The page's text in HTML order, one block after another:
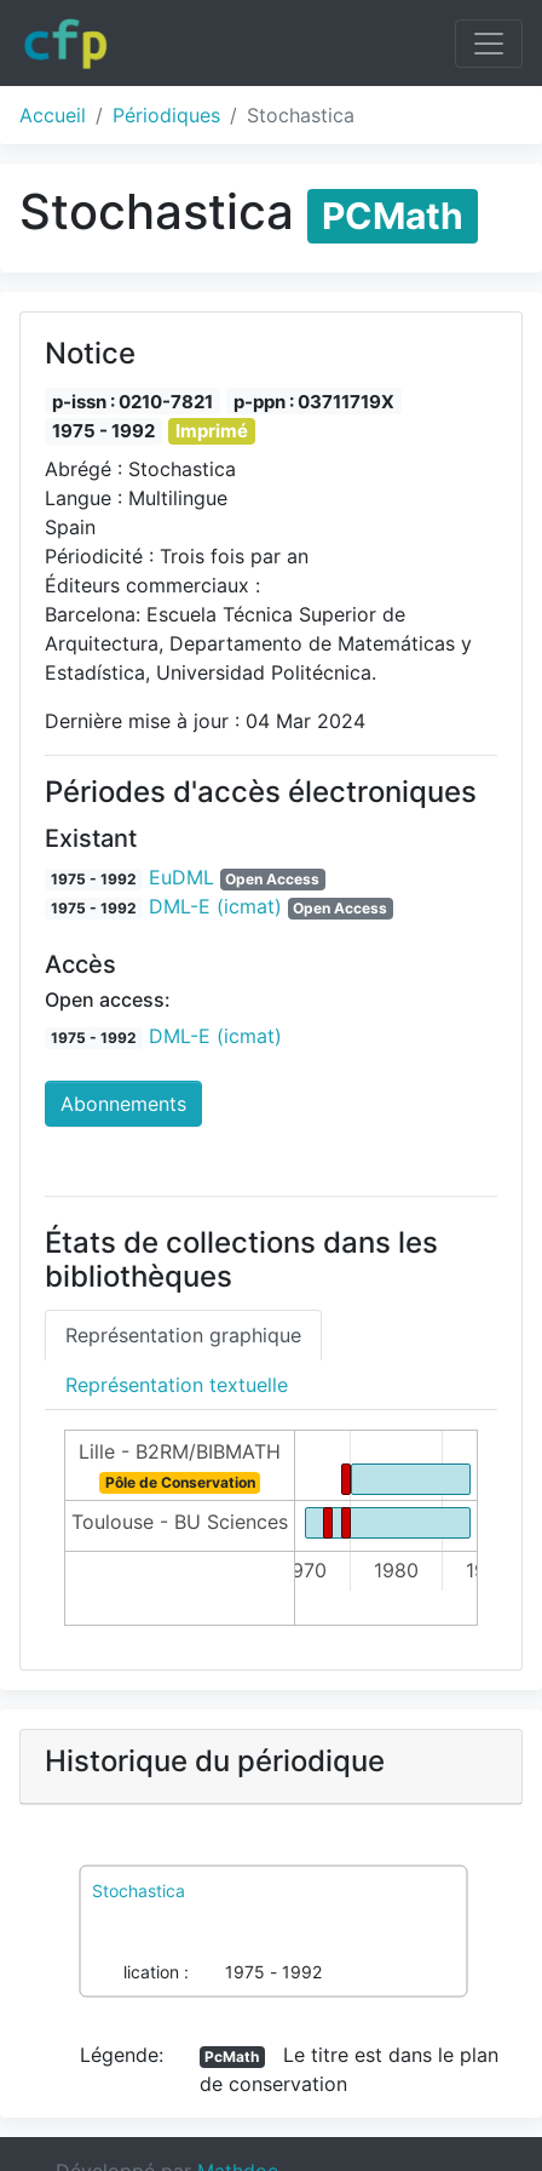
Accueil Périodiques Stochastica
Stochastica PCMath
Notice
p-issn : 0210-7821
p-ppn : 03711719X
1975 - 1992
Imprimé
Abrégé : Stochastica
Langue : Multilingue
Spain
Périodicité : Trois fois par an
Éditeurs commerciaux :
Barcelona: Escuela Técnica Superior de
Arquitectura, Departamento de Matemáticas y
Estadística, Universidad Politécnica.
Dernière mise à jour : 04 Mar 2024
Périodes d'accès électroniques
Existant
1975 - 1992 EuDML
Open Access
1975 - 1992
DML-E (icmat) Open Access
Accès
Open access:
1975 - 1992 DML-E (icmat)
Abonnements
États de collections dans les
bibliothèques
Représentation graphique
Représentation textuelle
Lille - B2RM/BIBMATH
Pôle de Conservation
Toulouse - BU Sciences
1970
1980 1990
Historique du périodique
Stochastica
Publication :
1975 - 1992
Légende: PcMath
Le titre est dans le plan
de conservation